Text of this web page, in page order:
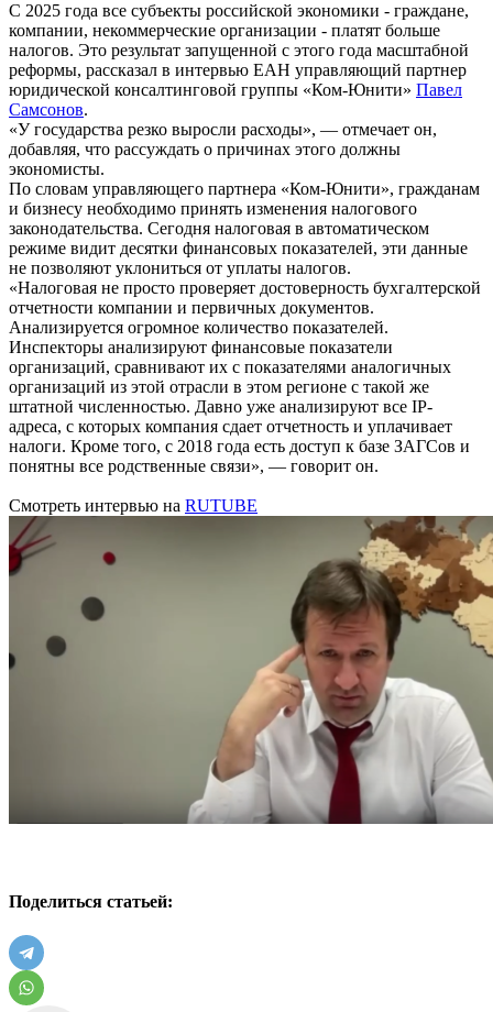
С 2025 года все субъекты российской экономики - граждане,
компании, некоммерческие организации - платят больше
налогов. Это результат запущенной с этого года масштабной
реформы, рассказал в интервью ЕАН управляющий партнер
юридической консалтинговой группы «Ком-Юнити» Павел
Самсонов.
«У государства резко выросли расходы», — отмечает он,
добавляя, что рассуждать о причинах этого должны
экономисты.
По словам управляющего партнера «Ком-Юнити», гражданам
и бизнесу необходимо принять изменения налогового
законодательства. Сегодня налоговая в автоматическом
режиме видит десятки финансовых показателей, эти данные
не позволяют уклониться от уплаты налогов.
«Налоговая не просто проверяет достоверность бухгалтерской
отчетности компании и первичных документов.
Анализируется огромное количество показателей.
Инспекторы анализируют финансовые показатели
организаций, сравнивают их с показателями аналогичных
организаций из этой отрасли в этом регионе с такой же
штатной численностью. Давно уже анализируют все IP-
адреса, с которых компания сдает отчетность и уплачивает
налоги. Кроме того, с 2018 года есть доступ к базе ЗАГСов и
понятны все родственные связи», — говорит он.
Смотреть интервью на RUTUBE
Поделиться статьей: